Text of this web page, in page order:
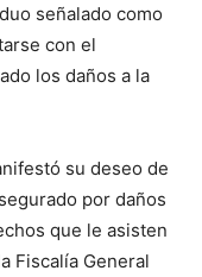
señalado como
con el
los daños a la
su deseo de
por daños
que le asisten
Fiscalía General